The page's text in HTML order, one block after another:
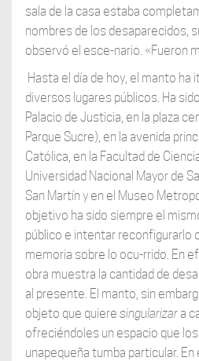
sala de la casa estaba
nombres de los desaparecidos,
observó el esce-nario. «Fueron
Hasta el día de hoy, el manto ha
diversos lugares públicos. Ha
Palacio de Justicia, en la plaza
Parque Sucre), en la avenida
Católica, en la Facultad de
Universidad Nacional Mayor de
San Martín y en el Museo
objetivo ha sido siempre el
público e intentar reconfigurarlo
memoria sobre lo ocu-rrido. En
obra muestra la cantidad de
al presente. El manto, sin
objeto que quiere singularizara
ofreciéndoles un espacio que
unapequeña tumba particular.